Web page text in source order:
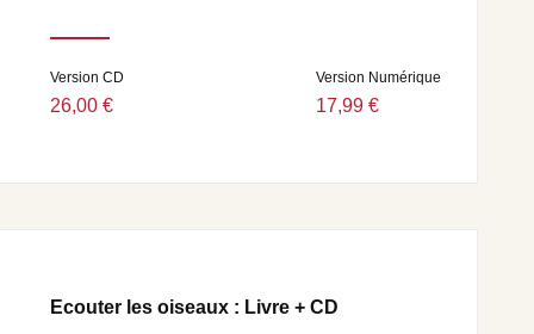
Version CD
26,00 €
Version Numérique
17,99 €
Ecouter les oiseaux : Livre + CD